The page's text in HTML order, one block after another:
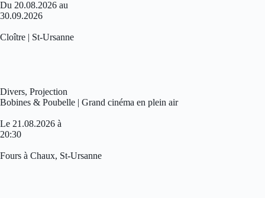
Du 20.08.2026 au
30.09.2026
Cloître | St-Ursanne
Divers, Projection
Bobines & Poubelle | Grand cinéma en plein air
Le 21.08.2026 à
20:30
Fours à Chaux, St-Ursanne